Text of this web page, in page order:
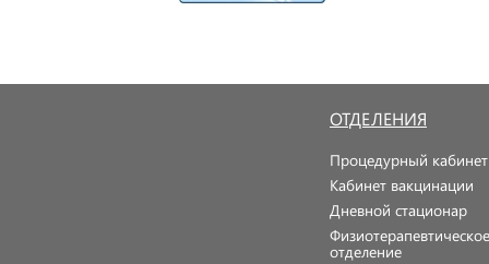
ОТДЕЛЕНИЯ
Процедурный кабинет
Кабинет вакцинации
Дневной стационар
Физиотерапевтическое
отделение